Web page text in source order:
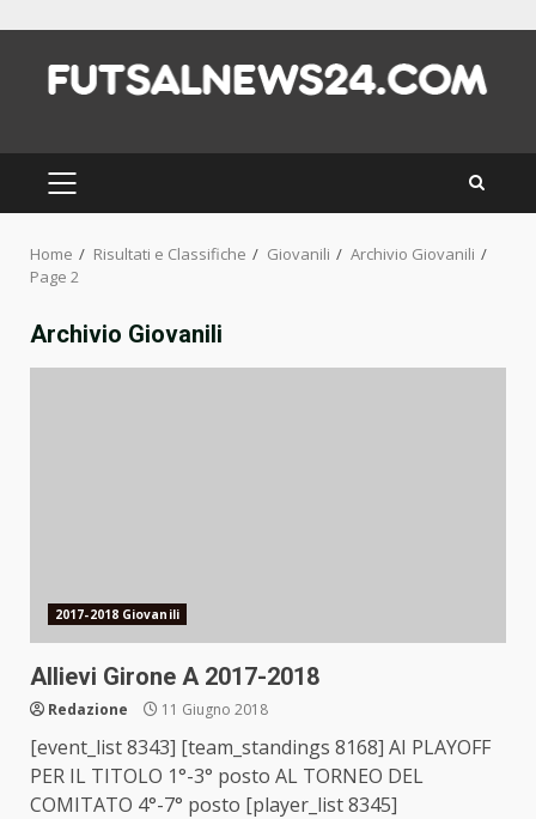
content
PRIMARY
MENU
Home Risultati e Classifiche Giovanili
Archivio Giovanili
Page 2
Archivio Giovanili
2017-2018 Giovanili
Allievi Girone A 2017-2018
Redazione 11 Giugno 2018
[event_list 8343] [team_standings 8168] AI PLAYOFF
PER IL TITOLO 1°-3° posto AL TORNEO DEL
COMITATO 4°-7° posto [player_list 8345]